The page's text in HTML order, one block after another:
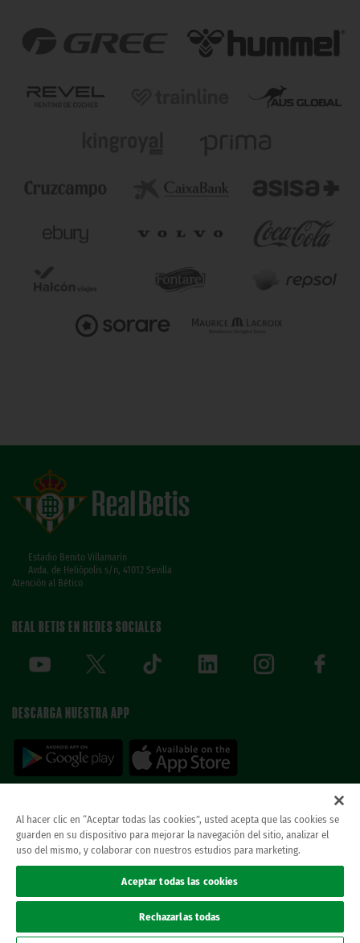
Estadio Benito Villamarín
Avda. de Heliópolis s/n, 41012 Sevilla
Atención al Bético
REAL BETIS EN REDES SOCIALES
DESCARGA NUESTRA APP
© REAL BETIS BALOMPIE.esta página web es la única oficial del real betis balompie.
todos los derechos reservados.
Canal ético
Al hacer clic en “Aceptar todas las cookies”, usted acepta que las cookies se
guarden en su dispositivo para mejorar la navegación del sitio, analizar el
uso del mismo, y colaborar con nuestros estudios para marketing.
Aceptar todas las cookies
Rechazarlas todas